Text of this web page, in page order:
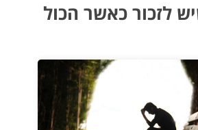
לזכור כאשר הכול